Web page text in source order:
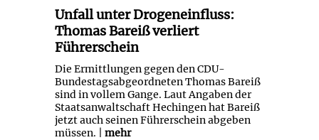
Unfall unter Drogeneinfluss:
Thomas Bareiß verliert
Führerschein
Die Ermittlungen gegen den CDU-
Bundestagsabgeordneten Thomas Bareiß
sind in vollem Gange. Laut Angaben der
Staatsanwaltschaft Hechingen hat Bareiß
jetzt auch seinen Führerschein abgeben
müssen. | mehr